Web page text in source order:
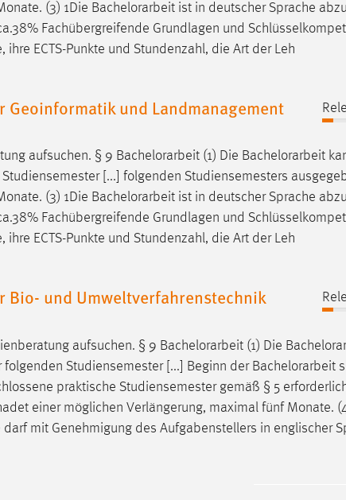
(3) 1Die Bachelorarbeit ist in deutscher Sprache
Fachübergreifende Grundlagen und
ihre ECTS-Punkte und Stundenzahl, die Art der Leh
und Landmanagement
aufsuchen. § 9 Bachelorarbeit (1) Die Bachelorarbeit
[...] folgenden Studiensemesters
(3) 1Die Bachelorarbeit ist in deutscher Sprache
Fachübergreifende Grundlagen und
ihre ECTS-Punkte und Stundenzahl, die Art der Leh
und Umweltverfahrenstechnik
aufsuchen. § 9 Bachelorarbeit (1) Die
Studiensemester [...] Beginn der Bachelorarbeit
praktische Studiensemester gemäß § 5
einer möglichen Verlängerung, maximal fünf Monate.
mit Genehmigung des Aufgabenstellers in englischer